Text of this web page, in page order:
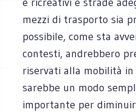
mezzi di trasporto sia
possibile, come sta
contesti, andrebbero
riservati alla mobilità
sarebbe un modo
importante per